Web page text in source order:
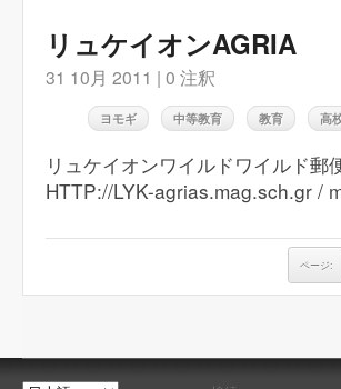
リュケイオンAGRIA
31 10月 2011 | 0 注釈
ヨモギ 中等教育 教育 高
リュケイオンワイルドワイルド
HTTP://LYK-agrias.mag.sch.gr /
ページ: